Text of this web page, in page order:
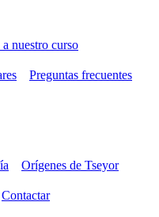
nuestro curso
Preguntas frecuentes
Orígenes de Tseyor
Contactar